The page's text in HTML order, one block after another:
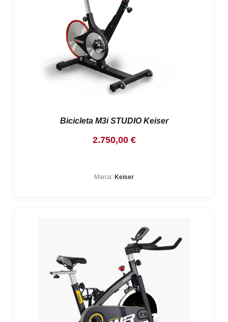
Bicicleta M3i STUDIO Keiser
2.750,00 €
Marca: Keiser